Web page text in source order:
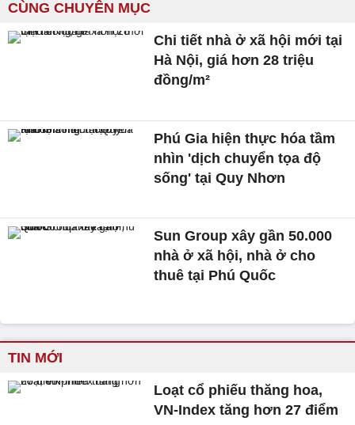
CÙNG CHUYÊN MỤC
Chi tiết nhà ở xã hội mới tại
Hà Nội, giá hơn 28 triệu
đồng/m²
Phú Gia hiện thực hóa tầm
nhìn 'dịch chuyển tọa độ
sống' tại Quy Nhơn
Sun Group xây gần 50.000
nhà ở xã hội, nhà ở cho
thuê tại Phú Quốc
TIN MỚI
Loạt cổ phiếu thăng hoa,
VN-Index tăng hơn 27 điểm